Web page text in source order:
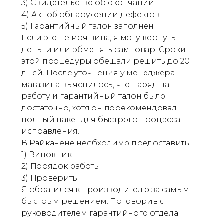
3) Свидетельство об окончании
4) Акт об обнаружении дефектов
5) Гарантийный талон заполнен
Если это не моя вина, я могу вернуть
деньги или обменять сам товар. Сроки
этой процедуры обещали решить до 20
дней. После уточнения у менеджера
магазина выяснилось, что наряд на
работу и гарантийный талон было
достаточно, хотя он порекомендовал
полный пакет для быстрого процесса
исправления.
В Райканене необходимо предоставить:
1) Виновник
2) Порядок работы
3) Проверить
Я обратился к производителю за самым
быстрым решением. Поговорив с
руководителем гарантийного отдела